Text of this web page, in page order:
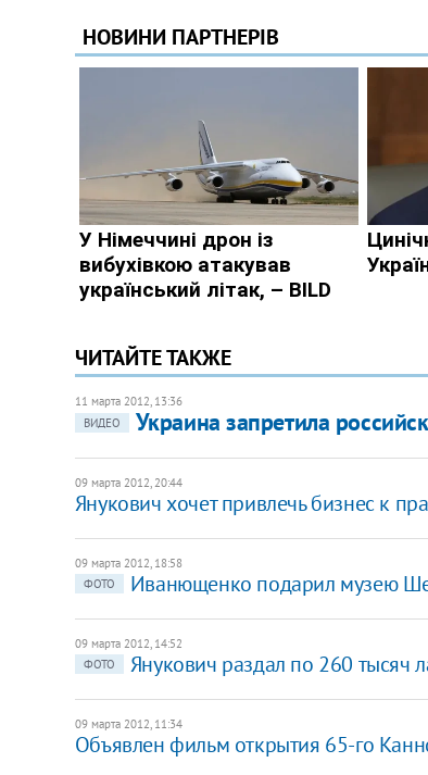
ЧИТАЙТЕ ТАКЖЕ
11 марта 2012, 13:36
ВИДЕО
Украина запретила
09 марта 2012, 20:44
Янукович хочет привлечь бизнес к
09 марта 2012, 18:58
ФОТО
Иванющенко подарил музею
09 марта 2012, 14:52
ФОТО
Янукович раздал по 260 тысяч
09 марта 2012, 11:34
Объявлен фильм открытия 65-го